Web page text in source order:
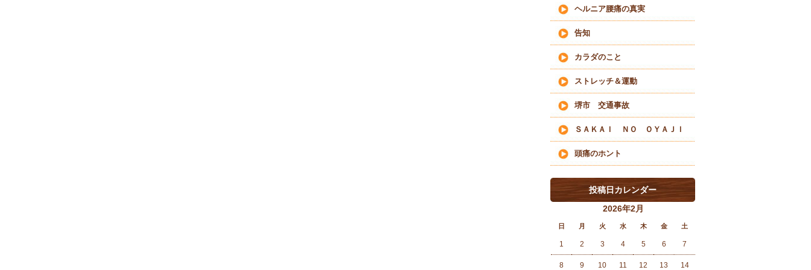
ヘルニア腰痛の真実
告知
カラダのこと
ストレッチ＆運動
堺市 交通事故
ＳＡＫＡＩ ＮＯ ＯＹＡＪＩ
頭痛のホント
投稿日カレンダー
2026年2月
日 月 火 水 木 金 土
1 2 3 4 5 6 7
8 9 10 11 12 13 14